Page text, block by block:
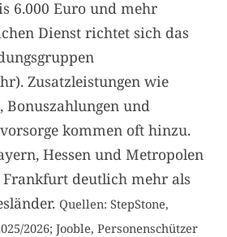
6.000 Euro und mehr
Dienst richtet sich das
Zusatzleistungen wie
Bonuszahlungen und
kommen oft hinzu.
Hessen und Metropolen
deutlich mehr als
Quellen: StepStone,
2026; Jooble, Personenschützer